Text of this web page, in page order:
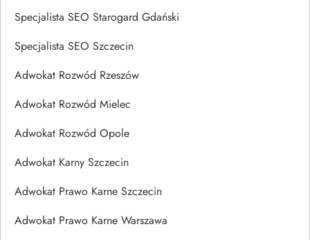
Specjalista SEO Starogard Gdański
Specjalista SEO Szczecin
Adwokat Rozwód Rzeszów
Adwokat Rozwód Mielec
Adwokat Rozwód Opole
Adwokat Karny Szczecin
Adwokat Prawo Karne Szczecin
Adwokat Prawo Karne Warszawa